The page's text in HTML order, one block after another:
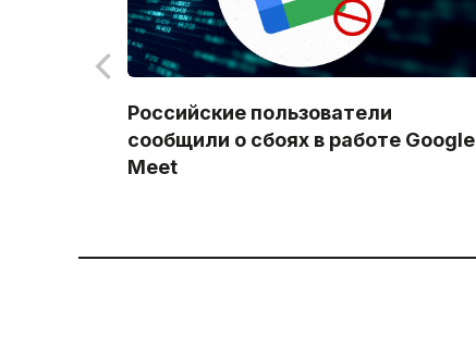
Российские пользователи
сообщили о сбоях в работе Google
Meet